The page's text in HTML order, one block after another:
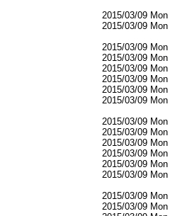
2015/03/09 Mon
2015/03/09 Mon
2015/03/09 Mon
2015/03/09 Mon
2015/03/09 Mon
2015/03/09 Mon
2015/03/09 Mon
2015/03/09 Mon
2015/03/09 Mon
2015/03/09 Mon
2015/03/09 Mon
2015/03/09 Mon
2015/03/09 Mon
2015/03/09 Mon
2015/03/09 Mon
2015/03/09 Mon